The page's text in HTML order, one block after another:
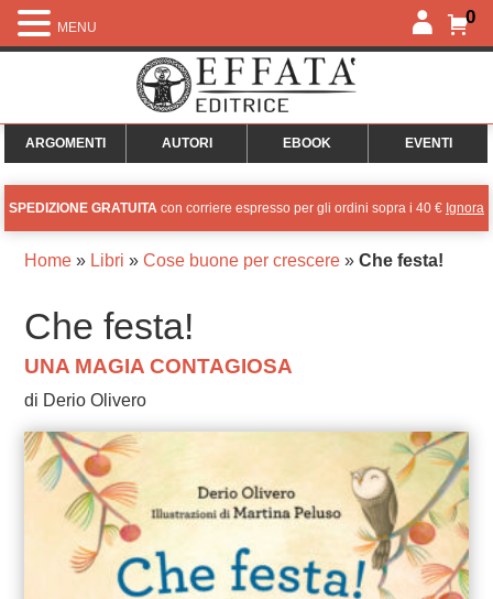
0
ARGOMENTI AUTORI EBOOK EVENTI
SPEDIZIONE GRATUITA con corriere espresso per gli ordini sopra i 40 € Ignora
Home» Libri » Cose buone per crescere» Che festa!
Che festa!
UNA MAGIA CONTAGIOSA
di Derio Olivero
MENU